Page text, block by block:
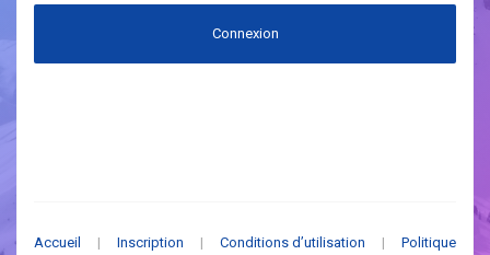
Connexion
Accueil | Inscription | Conditions d’utilisation |
Politique